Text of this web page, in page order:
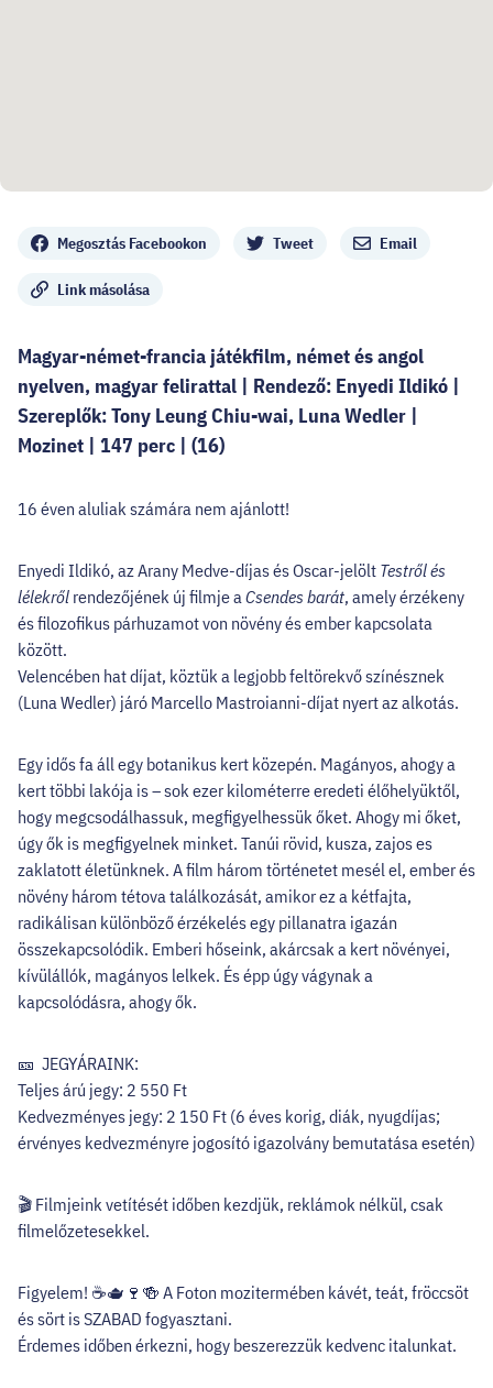
Megosztás Facebookon Tweet Email
Link másolása
Magyar-német-francia játékfilm, német és angol
nyelven, magyar felirattal | Rendező: Enyedi Ildikó |
Szereplők: Tony Leung Chiu-wai, Luna Wedler |
Mozinet | 147 perc | (16)
16 éven aluliak számára nem ajánlott!
Enyedi Ildikó, az Arany Medve-díjas és Oscar-jelölt Testről és
lélekről rendezőjének új filmje a Csendes barát, amely érzékeny
és filozofikus párhuzamot von növény és ember kapcsolata
között.
Velencében hat díjat, köztük a legjobb feltörekvő színésznek
(Luna Wedler) járó Marcello Mastroianni-díjat nyert az alkotás.
Egy idős fa áll egy botanikus kert közepén. Magányos, ahogy a
kert többi lakója is – sok ezer kilométerre eredeti élőhelyüktől,
hogy megcsodálhassuk, megfigyelhessük őket. Ahogy mi őket,
úgy ők is megfigyelnek minket. Tanúi rövid, kusza, zajos es
zaklatott életünknek. A film három történetet mesél el, ember és
növény három tétova találkozását, amikor ez a kétfajta,
radikálisan különböző érzékelés egy pillanatra igazán
összekapcsolódik. Emberi hőseink, akárcsak a kert növényei,
kívülállók, magányos lelkek. És épp úgy vágynak a
kapcsolódásra, ahogy ők.
🎫 JEGYÁRAINK:
Teljes árú jegy: 2 550 Ft
Kedvezményes jegy: 2 150 Ft (6 éves korig, diák, nyugdíjas;
érvényes kedvezményre jogosító igazolvány bemutatása esetén)
🎬 Filmjeink vetítését időben kezdjük, reklámok nélkül, csak
filmelőzetesekkel.
Figyelem! ☕🫖🍷🍻 A Foton mozitermében kávét, teát, fröccsöt
és sört is SZABAD fogyasztani.
Érdemes időben érkezni, hogy beszerezzük kedvenc italunkat.